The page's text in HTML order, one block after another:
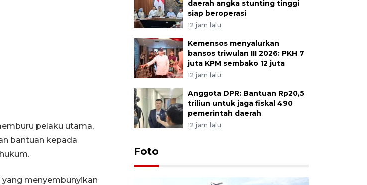
pelaku utama,
bantuan kepada
menyembunyikan
daerah angka stunting tinggi
siap beroperasi
12 jam lalu
Kemensos menyalurkan
bansos triwulan III 2026: PKH 7
juta KPM sembako 12 juta
12 jam lalu
Anggota DPR: Bantuan Rp20,5
triliun untuk jaga fiskal 490
pemerintah daerah
12 jam lalu
Foto